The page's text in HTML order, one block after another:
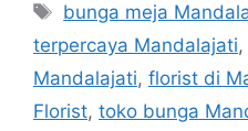
bunga meja
terpercaya Mandalajati,
Mandalajati, florist di
Florist, toko bunga